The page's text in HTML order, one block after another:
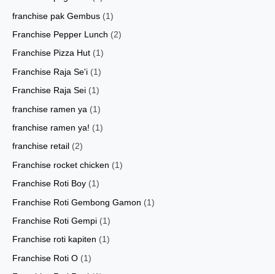
franchise pak Gembus (1)
Franchise Pepper Lunch (2)
Franchise Pizza Hut (1)
Franchise Raja Se'i (1)
Franchise Raja Sei (1)
franchise ramen ya (1)
franchise ramen ya! (1)
franchise retail (2)
Franchise rocket chicken (1)
Franchise Roti Boy (1)
Franchise Roti Gembong Gamon (1)
Franchise Roti Gempi (1)
Franchise roti kapiten (1)
Franchise Roti O (1)